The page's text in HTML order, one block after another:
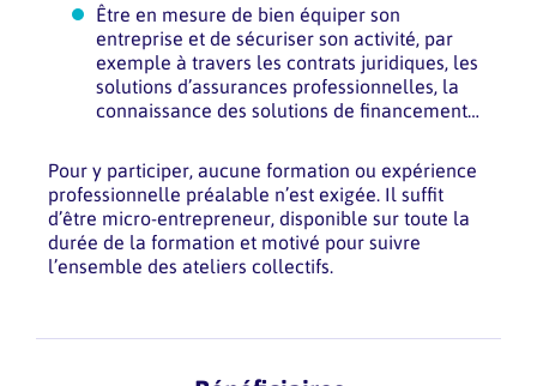
Être en mesure de bien équiper son
entreprise et de sécuriser son activité, par
exemple à travers les contrats juridiques, les
solutions d’assurances professionnelles, la
connaissance des solutions de financement…
Pour y participer, aucune formation ou expérience
professionnelle préalable n’est exigée. Il suffit
d’être micro-entrepreneur, disponible sur toute la
durée de la formation et motivé pour suivre
l’ensemble des ateliers collectifs.